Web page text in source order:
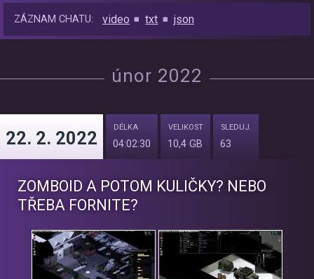
ZÁZNAM CHATU: video txt json
únor 2022
22. 2. 2022
DÉLKA
04:02:30
VELIKOST
10,4 GB
SLEDUJ.
63
ZOMBOID A POTOM KULIČKY? NEBO
TŘEBA FORNITE?